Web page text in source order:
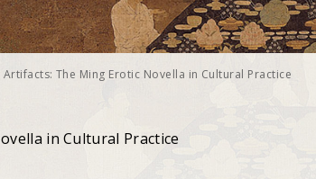
Artifacts: The Ming Erotic Novella in Cultural Practice
in Cultural Practice